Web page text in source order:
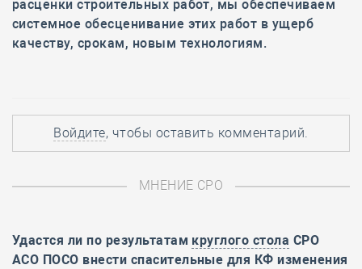
расценки строительных работ, мы обеспечиваем
системное обесценивание этих работ в ущерб
качеству, срокам, новым технологиям.
Войдите, чтобы оставить комментарий.
МНЕНИЕ СРО
Удастся ли по результатам круглого стола СРО
АСО ПОСО внести спасительные для КФ изменения